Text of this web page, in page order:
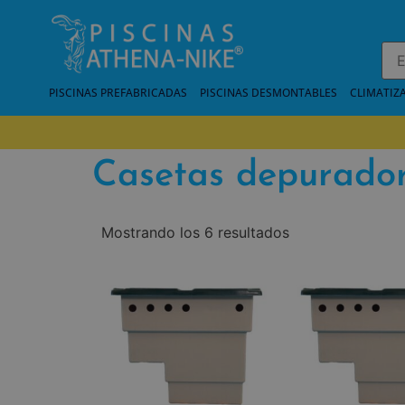
PISCINAS PREFABRICADAS PISCINAS DESMONTABLES
Casetas
Mostrando los 6 resultados